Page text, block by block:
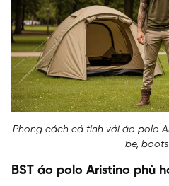
Phong cách cá tính với áo polo
be,
BST áo polo Aristino phù